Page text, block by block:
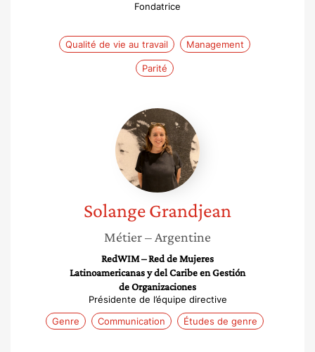
Fondatrice
Qualité de vie au travail Management
Parité
Solange
Grandjean
SolangeGrandjean
Métier– Argentine
RedWIM – Red de Mujeres
Latinoamericanas y del Caribe en Gestión
de Organizaciones
Présidente de l’équipe directive
Genre
Communication Études de genre